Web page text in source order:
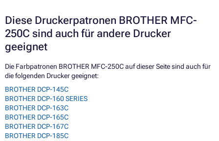
Diese Druckerpatronen BROTHER MFC-
250C sind auch für andere Drucker
geeignet
Die Farbpatronen BROTHER MFC-250C auf dieser Seite sind auch für
die folgenden Drucker geeignet:
BROTHER DCP-145C
BROTHER DCP-160 SERIES
BROTHER DCP-163C
BROTHER DCP-165C
BROTHER DCP-167C
BROTHER DCP-185C